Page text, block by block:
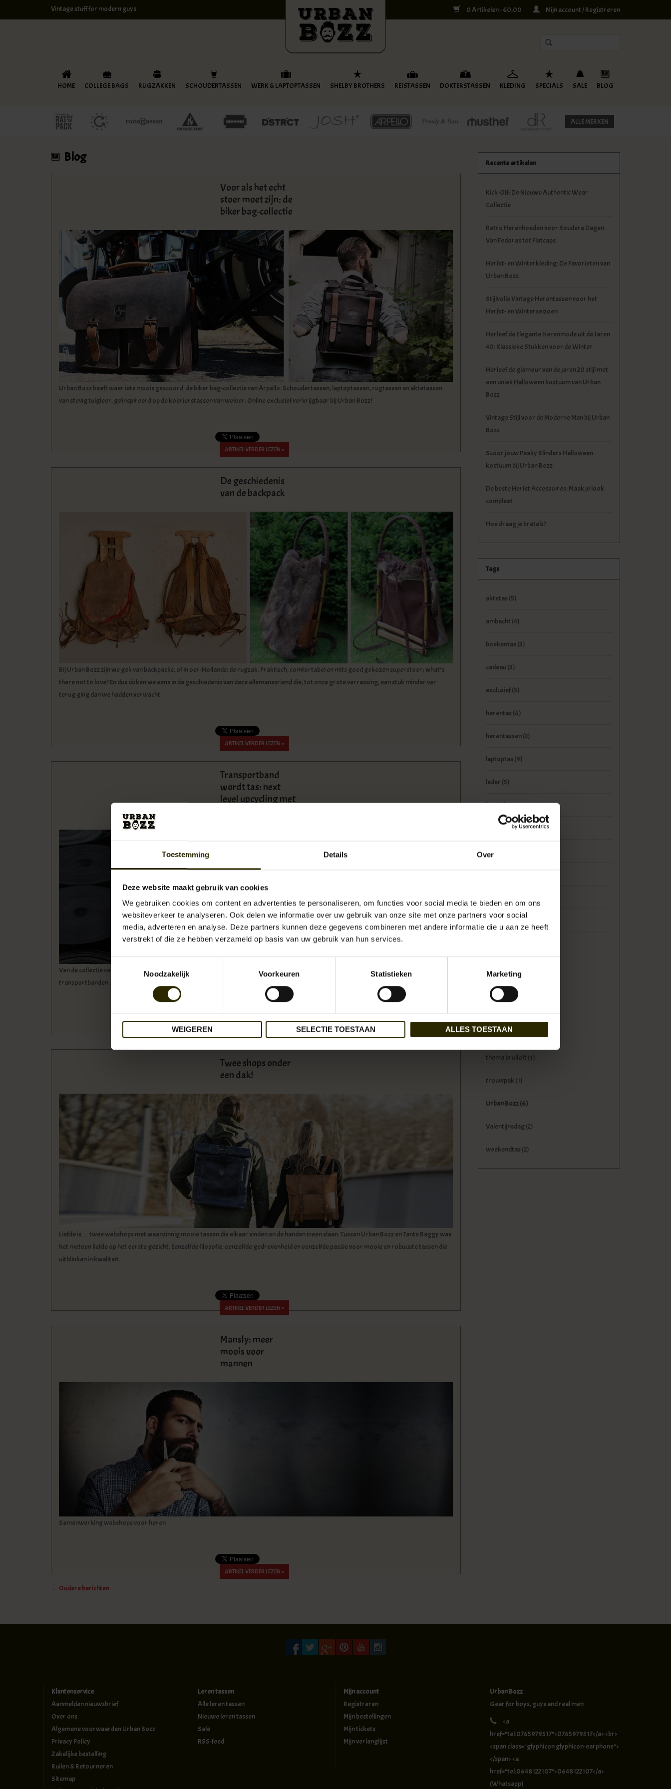
Toestemming Details Over
Deze website maakt gebruik van cookies
We gebruiken cookies om content en advertenties te personaliseren, om functies voor social media te bieden en om ons
websiteverkeer te analyseren. Ook delen we informatie over uw gebruik van onze site met onze partners voor social
media, adverteren en analyse. Deze partners kunnen deze gegevens combineren met andere informatie die u aan ze heeft
verstrekt of die ze hebben verzameld op basis van uw gebruik van hun services.
Toestemmingsselectie
Noodzakelijk
Voorkeuren Statistieken Marketing
WEIGEREN SELECTIE TOESTAAN ALLES TOESTAAN
Vintage stuff for modern guys 0 Artikelen - €0,00 Mijn account / Registreren
HOME COLLEGE BAGS RUGZAKKEN SCHOUDERTASSEN WERK & LAPTOPTASSEN SHELBY BROTHERS REISTASSEN DOKTERSTASSEN KLEDING SPECIALS SALE BLOG
ALLE MERKEN
Blog
Voor als het echt
stoer moet zijn: de
biker bag-collectie
Urban Bozz heeft weer iets moois gescoord: de biker bag-collectie van Arpello. Schoudertassen, laptoptassen, rugtassen en aktetassen
van stevig tuigleer, geïnspireerd op de koerierstassen van weleer. Online exclusief verkrijgbaar bij Urban Bozz!
ARTIKEL VERDER LEZEN »
De geschiedenis
van de backpack
Bij Urban Bozz zijn we gek van backpacks, of in oer-Hollands: de rugzak. Praktisch, comfortabel en mits goed gekozen superstoer; what’s
there not to love? En dus doken we eens in de geschiedenis van deze allemansvriend die, tot onze grote verrassing, een stuk minder ver
terug ging dan we hadden verwacht.
ARTIKEL VERDER LEZEN »
Transportband
wordt tas: next
level upcycling met
Van de collectie van Kazmok werden we bij Urban Bozz heel enthousiast: deze waanzinnige tassen zijn namelijk gemaakt van hergebruikte
transportbanden.
Twee shops onder
een dak!
Liefde is… twee webshops met waanzinnig mooie tassen die elkaar vinden en de handen ineen slaan. Tussen Urban Bozz en Tante Baggy was
het meteen liefde op het eerste gezicht. Eenzelfde filosofie, eenzelfde gedrevenheid en eenzelfde passie voor mooie en robuuste tassen die
uitblinken in kwaliteit.
ARTIKEL VERDER LEZEN »
Mansly: meer
moois voor
mannen
Samenwerking webshops voor heren
ARTIKEL VERDER LEZEN »
← Oudere berichten
Recente artikelen
Kick-Off: De Nieuwe Authentic Wear
Collectie
Retro Herenhoeden voor Koudere Dagen:
Van Fedoras tot Flatcaps
Herfst- en Winterkleding: De Favorieten van
Urban Bozz
Stijlvolle Vintage Herentassen voor het
Herfst- en Winterseizoen
Herleef de Elegante Herenmode uit de Jaren
40: Klassieke Stukken voor de Winter
Herleef de glamour van de jaren 20 stijl met
een uniek Halloween kostuum van Urban
Bozz
Vintage Stijl voor de Moderne Man bij Urban
Bozz
Scoor jouw Peaky Blinders Halloween
kostuum bij Urban Bozz
De beste Herfst Accessoires: Maak je look
compleet
Hoe draag je bretels?
Tags
aktetas (5)
ambacht (4)
boekentas (3)
cadeau(3)
exclusief(3)
herentas (6)
herentassen (2)
laptoptas (9)
leder (5)
leer(5)
leerfabriek(2)
Peaky Blinders
schooltas(5)
schoudertas(6)
stoer(4)
thema bruiloft (1)
trouwpak (1)
Urban Bozz(6)
Valentijnsdag(2)
weekendtas (2)
Klantenservice
Aanmelden nieuwsbrief
Over ons
Algemene voorwaarden Urban Bozz
Privacy Policy
Zakelijke bestelling
Ruilen & Retourneren
Sitemap
Leren tassen
Alle leren tassen
Nieuwe leren tassen
Sale
RSS-feed
Mijn account
Registreren
Mijn bestellingen
Mijn tickets
Mijn verlanglijst
Urban Bozz
Gear for boys, guys and real men
<a
href="tel:0765979517">0765979517</a> <br>
<span class="glyphicon glyphicon-earphone">
</span> <a
href="tel:0648122107">0648122107</a>
(Whatsapp)